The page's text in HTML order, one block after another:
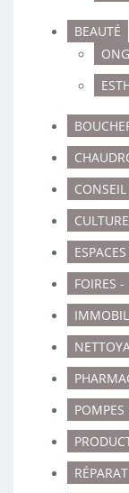
BEAUTÉ
CULTURE
FOIRES
POMPES